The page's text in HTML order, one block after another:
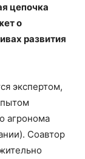
цепочка
о
развития
экспертом,
агронома
Соавтор